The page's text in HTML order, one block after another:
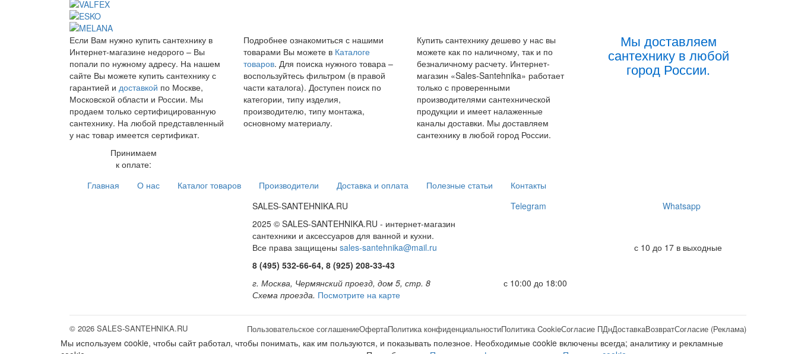
Если Вам нужно купить сантехнику в
Интернет-магазине недорого – Вы
попали по нужному адресу. На нашем
сайте Вы можете купить сантехнику с
гарантией и доставкой по Москве,
Московской области и России. Мы
продаем только сертифицированную
сантехнику. На любой представленный
у нас товар имеется сертификат.
Подробнее ознакомиться с нашими
товарами Вы можете в Каталоге
товаров. Для поиска нужного товара –
воспользуйтесь фильтром (в правой
части каталога). Доступен поиск по
категории, типу изделия,
производителю, типу монтажа,
основному материалу.
Купить сантехнику дешево у нас вы
можете как по наличному, так и по
безналичному расчету. Интернет-
магазин «Sales-Santehnika» работает
только с проверенными
производителями сантехнической
продукции и имеет налаженные
каналы доставки. Мы доставляем
сантехнику в любой город России.
Мы доставляем
сантехнику в любой
город России.
Принимаем
к оплате:
Главная
О нас Каталог товаров Производители Доставка и оплата Полезные статьи
Контакты
SALES-SANTEHNIKA.RU
2025 © SALES-SANTEHNIKA.RU - интернет-магазин
сантехники и аксессуаров для ванной и кухни.
Все права защищены sales-santehnika@mail.ru
8 (495) 532-66-64, 8 (925) 208-33-43
г. Москва, Чермянский проезд, дом 5, стр. 8
Схема проезда. Посмотрите на карте
Telegram Whatsapp
с 10:00 до 18:00
с 10 до 17 в выходные
© 2026 SALES-SANTEHNIKA.RU Пользовательское соглашениеОфертаПолитика конфиденциальностиПолитика CookieСогласие ПДнДоставкаВозвратСогласие (Реклама)
Мы используем cookie, чтобы сайт работал, чтобы понимать, как им пользуются, и показывать полезное. Необходимые cookie включены всегда; аналитику и рекламные